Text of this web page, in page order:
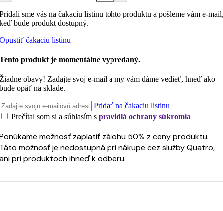
Pridali sme vás na čakaciu listinu tohto produktu a pošleme vám e-mail,
keď bude produkt dostupný.
Opustiť čakaciu listinu
Tento produkt je momentálne vypredaný.
Žiadne obavy! Zadajte svoj e-mail a my vám dáme vedieť, hneď ako
bude opäť na sklade.
Pridať na čakaciu listinu
Prečítal som si a súhlasím s pravidlá ochrany súkromia
Ponúkame možnosť zaplatiť zálohu 50% z ceny produktu.
Táto možnosť je nedostupná pri nákupe cez služby Quatro,
ani pri produktoch ihneď k odberu.